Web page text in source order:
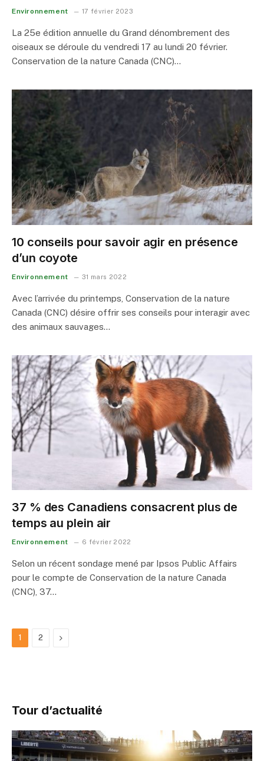
Environnement 17 février 2023
La 25e édition annuelle du Grand dénombrement des
oiseaux se déroule du vendredi 17 au lundi 20 février.
Conservation de la nature Canada (CNC)…
10 conseils pour savoir agir en présence
d’un coyote
Environnement 31 mars 2022
Avec l’arrivée du printemps, Conservation de la nature
Canada (CNC) désire offrir ses conseils pour interagir avec
des animaux sauvages…
37 % des Canadiens consacrent plus de
temps au plein air
Environnement 6 février 2022
Selon un récent sondage mené par Ipsos Public Affairs
pour le compte de Conservation de la nature Canada
(CNC), 37…
1 2 Next
Tour d’actualité